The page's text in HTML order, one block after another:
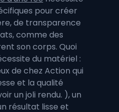
pour créer
de transparence
comme des
son corps. Quoi
du matériel :
de chez Action qui
et la qualité
un joli rendu. ), un
résultat lisse et